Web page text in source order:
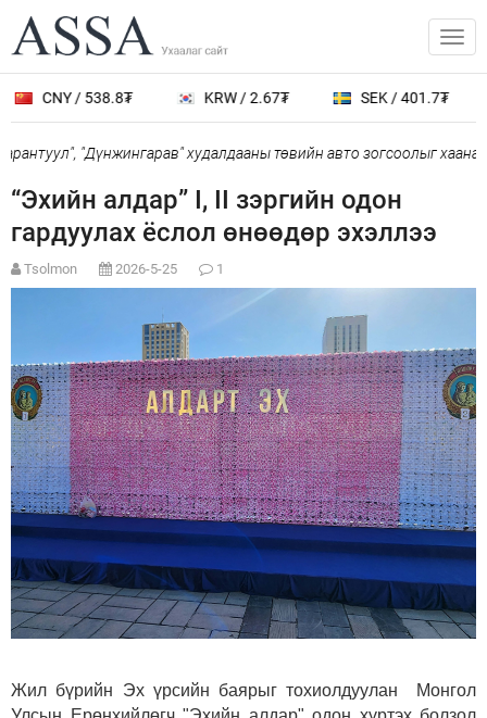
CNY / 538.8₮ KRW / 2.67₮ SEK / 401.7₮
"Дүнжингарав" худалдааны төвийн авто зогсоолыг хаана
“Эхийн алдар” I, II зэргийн одон
гардуулах ёслол өнөөдөр эхэллээ
Tsolmon 2026-5-25 1
Жил бүрийн Эх үрсийн баярыг тохиолдуулан Монгол